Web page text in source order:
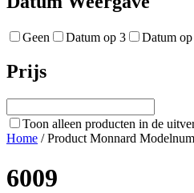
Geen Datum op 3 Datum
Prijs
Toon alleen producten in de
Home / Product Monnard
6009